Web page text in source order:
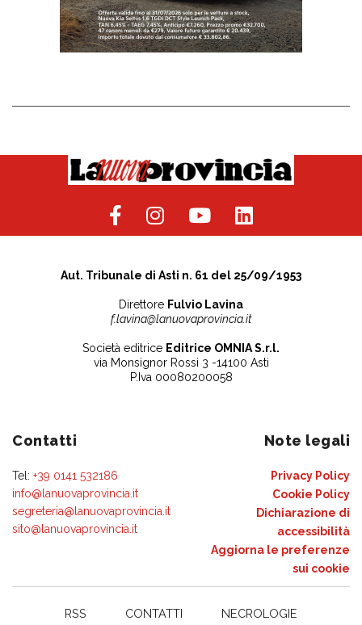
Aut. Tribunale di Asti n. 61 del 25/09/1953
Direttore Fulvio Lavina
f.lavina@lanuovaprovincia.it
Società editrice Editrice OMNIA S.r.l.
via Monsignor Rossi 3 -14100 Asti
P.Iva 00080200058
Contatti
Tel: +39 0141 532186
info@lanuovaprovincia.it
segreteria@lanuovaprovincia.it
sito@lanuovaprovincia.it
Note legali
Privacy Policy
Cookie Policy
Dichiarazione di
accessibilità
Aggiorna le preferenze
sui cookie
RSS CONTATTI NECROLOGIE